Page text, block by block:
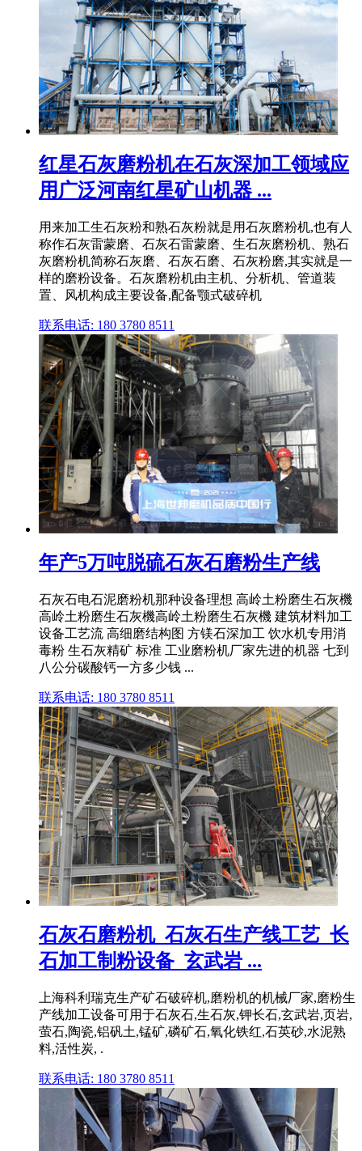
红星石灰磨粉机在石灰深加工领域应
用广泛河南红星矿山机器 ...
用来加工生石灰粉和熟石灰粉就是用石灰磨粉机,也有人
称作石灰雷蒙磨、石灰石雷蒙磨、生石灰磨粉机、熟石
灰磨粉机简称石灰磨、石灰石磨、石灰粉磨,其实就是一
样的磨粉设备。石灰磨粉机由主机、分析机、管道装
置、风机构成主要设备,配备颚式破碎机
联系电话: 180 3780 8511
年产5万吨脱硫石灰石磨粉生产线
石灰石电石泥磨粉机那种设备理想 高岭土粉磨生石灰機
高岭土粉磨生石灰機高岭土粉磨生石灰機 建筑材料加工
设备工艺流 高细磨结构图 方镁石深加工 饮水机专用消
毒粉 生石灰精矿 标准 工业磨粉机厂家先进的机器 七到
八公分碳酸钙一方多少钱 ...
联系电话: 180 3780 8511
石灰石磨粉机_石灰石生产线工艺_长
石加工制粉设备_玄武岩 ...
上海科利瑞克生产矿石破碎机,磨粉机的机械厂家,磨粉生
产线加工设备可用于石灰石,生石灰,钾长石,玄武岩,页岩,
萤石,陶瓷,铝矾土,锰矿,磷矿石,氧化铁红,石英砂,水泥熟
料,活性炭, .
联系电话: 180 3780 8511